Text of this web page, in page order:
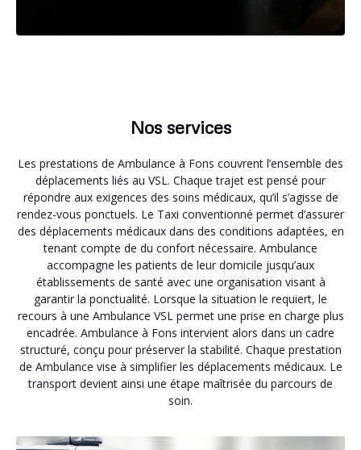
Nos services
Les prestations de Ambulance à Fons couvrent l’ensemble des
déplacements liés au VSL. Chaque trajet est pensé pour
répondre aux exigences des soins médicaux, qu’il s’agisse de
rendez-vous ponctuels. Le Taxi conventionné permet d’assurer
des déplacements médicaux dans des conditions adaptées, en
tenant compte de du confort nécessaire. Ambulance
accompagne les patients de leur domicile jusqu’aux
établissements de santé avec une organisation visant à
garantir la ponctualité. Lorsque la situation le requiert, le
recours à une Ambulance VSL permet une prise en charge plus
encadrée. Ambulance à Fons intervient alors dans un cadre
structuré, conçu pour préserver la stabilité. Chaque prestation
de Ambulance vise à simplifier les déplacements médicaux. Le
transport devient ainsi une étape maîtrisée du parcours de
soin.